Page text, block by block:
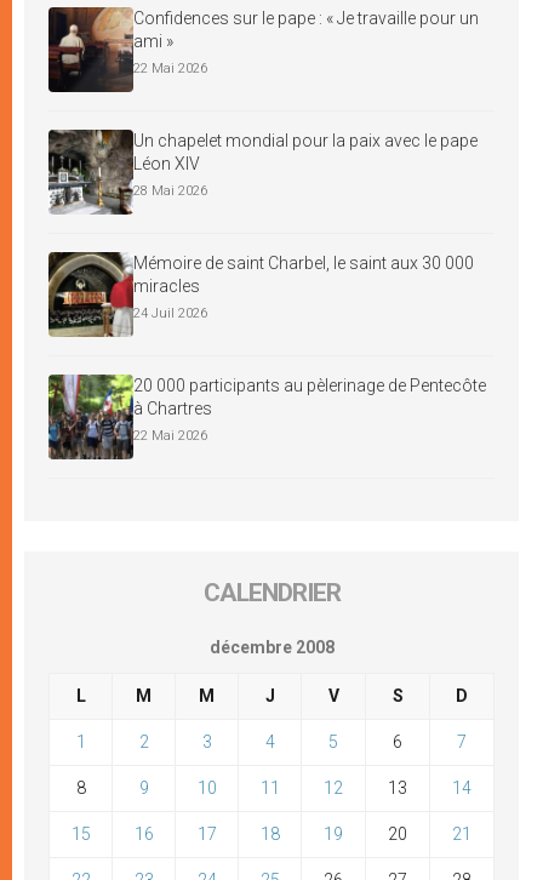
Confidences sur le pape : « Je travaille pour un
ami »
22 Mai 2026
Un chapelet mondial pour la paix avec le pape
Léon XIV
28 Mai 2026
Mémoire de saint Charbel, le saint aux 30 000
miracles
24 Juil 2026
20 000 participants au pèlerinage de Pentecôte
à Chartres
22 Mai 2026
CALENDRIER
décembre 2008
L M M J V S D
1 2 3 4 5 6 7
8 9 10 11 12 13 14
15 16 17 18 19 20 21